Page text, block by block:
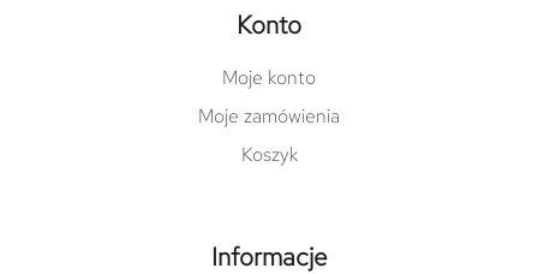
Konto
Moje konto
Moje zamówienia
Koszyk
Informacje